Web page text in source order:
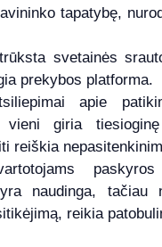
tapatybę,
svetainės
prekybos platforma.
apie
vieni giria
reiškia
naudinga, tačiau
reikia